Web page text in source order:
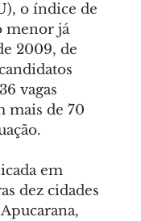
o índice de
menor já
2009, de
vagas
mais de 70
em
dez cidades